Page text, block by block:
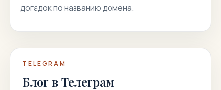
догадок по названию домена.
TELEGRAM
Блог в Телеграм